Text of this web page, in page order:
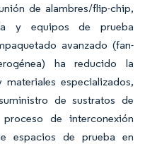
de alambres/flip-chip,
y equipos de prueba
avanzado (fan-
ha reducido la
especializados,
de sustratos de
de interconexión
espacios de prueba en